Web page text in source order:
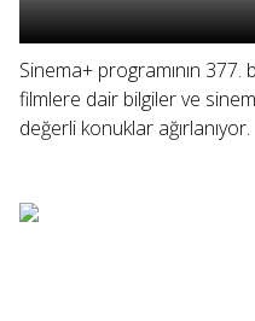
Sinema+ programının
filmlere dair bilgiler ve
değerli konuklar ağırlanıyor.